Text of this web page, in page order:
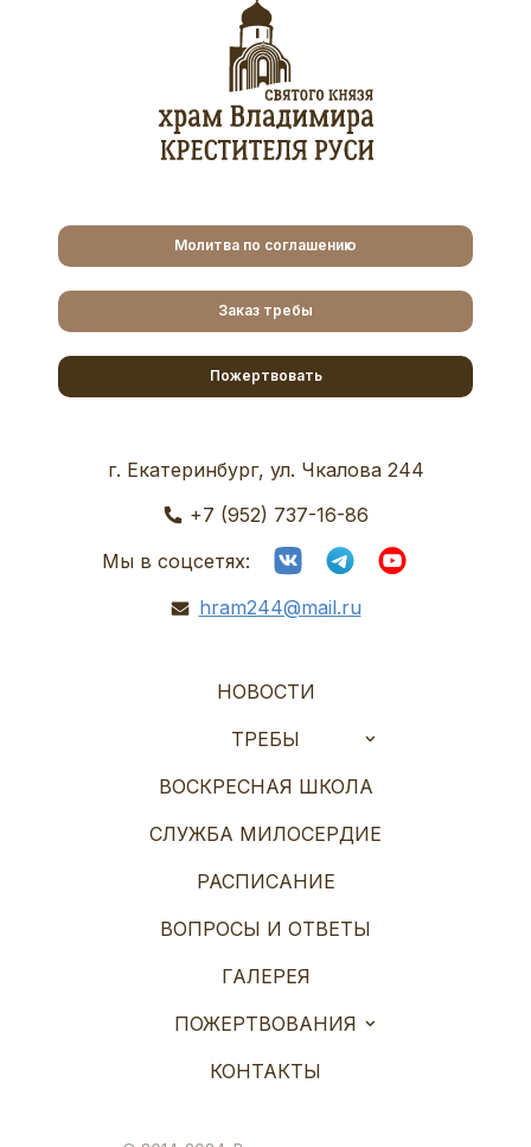
Молитва по соглашению
Заказ требы
Пожертвовать
г. Екатеринбург, ул. Чкалова 244
+7 (952) 737-16-86
Мы в соцсетях:
hram244@mail.ru
НОВОСТИ
ТРЕБЫ
ВОСКРЕСНАЯ ШКОЛА
СЛУЖБА МИЛОСЕРДИЕ
РАСПИСАНИЕ
ВОПРОСЫ И ОТВЕТЫ
ГАЛЕРЕЯ
ПОЖЕРТВОВАНИЯ
КОНТАКТЫ